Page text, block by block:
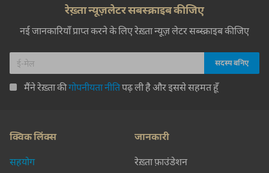
रेख़्ता न्यूज़लेटर सबस्क्राइब कीजिए
नई जानकारियाँ प्राप्त करने के लिए रेख़्ता न्यूज़ लेटर सब्स्क्राइब कीजिए
मैंने रेख़्ता कीगोपनीयता नीतिपढ़ ली है और इससे सहमत हूँ
क्विक लिंक्स
सहयोग
जानकारी
रेख़्ता फ़ाउंडेशन